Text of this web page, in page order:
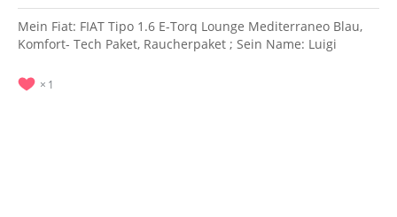
Mein Fiat: FIAT Tipo 1.6 E-Torq Lounge Mediterraneo Blau,
Komfort- Tech Paket, Raucherpaket ; Sein Name: Luigi
1